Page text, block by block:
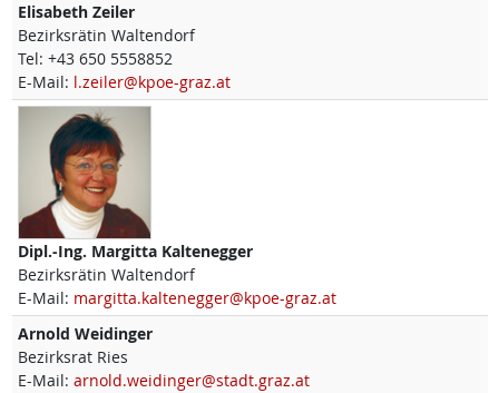
Elisabeth Zeiler
Bezirksrätin Waltendorf
Tel: +43 650 5558852
E-Mail: l.zeiler@kpoe-graz.at
Dipl.-Ing. Margitta Kaltenegger
Bezirksrätin Waltendorf
E-Mail: margitta.kaltenegger@kpoe-graz.at
Arnold Weidinger
Bezirksrat Ries
E-Mail: arnold.weidinger@stadt.graz.at